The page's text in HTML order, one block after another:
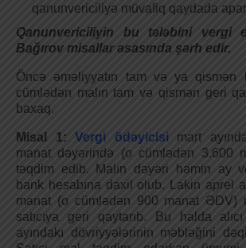
qanunvericiliyə müvafiq qaydada
Qanunvericiliyin bu tələbini vergi
Bağırov misallar əsasında şərh edir.
Öncə əməliyyatın tam və ya qismən
cümlədən malın tam və qismən geri
baxaq.
Misal 1:Vergi ödəyicisi
mart
manat dəyərində (o cümlədən 3.600
təqdim edib. Malın dəyəri həmin ay
bank hesabına daxil olub. Lakin aprel
manat (o cümlədən 900 manat ƏDV)
satıcıya geri qaytarıb. Bu halda
ayındakı dövriyyələrinin məbləğini